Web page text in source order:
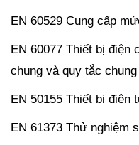
EN 60529 Cung cấp
EN 60077 Thiết bị điện
chung và quy tắc chung
EN 50155 Thiết bị
EN 61373 Thử nghiệm